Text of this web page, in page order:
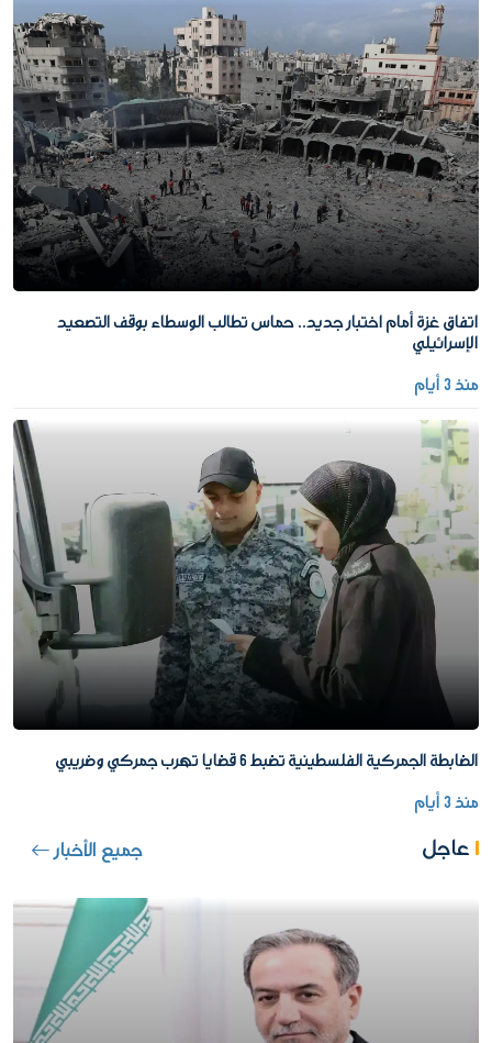
اتفاق غزة أمام اختبار جديد.. حماس تطالب الوسطاء بوقف التصعيد
الإسرائيلي
منذ 3 أيام
الضابطة الجمركية الفلسطينية تضبط 6 قضايا تهرب جمركي وضريبي
منذ 3 أيام
عاجل جميع الأخبار